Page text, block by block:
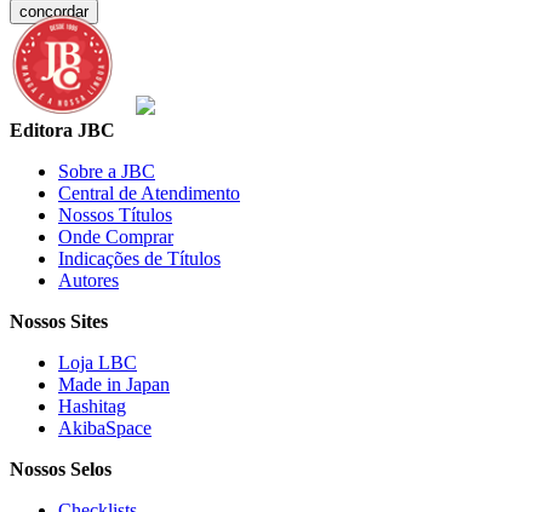
concordar
Editora JBC
Sobre a JBC
Central de Atendimento
Nossos Títulos
Onde Comprar
Indicações de Títulos
Autores
Nossos Sites
Loja LBC
Made in Japan
Hashitag
AkibaSpace
Nossos Selos